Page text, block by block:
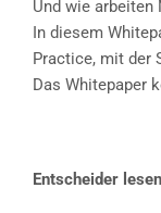
Und wie arbeiten
In diesem
Practice, mit der
Das Whitepaper
Entscheider